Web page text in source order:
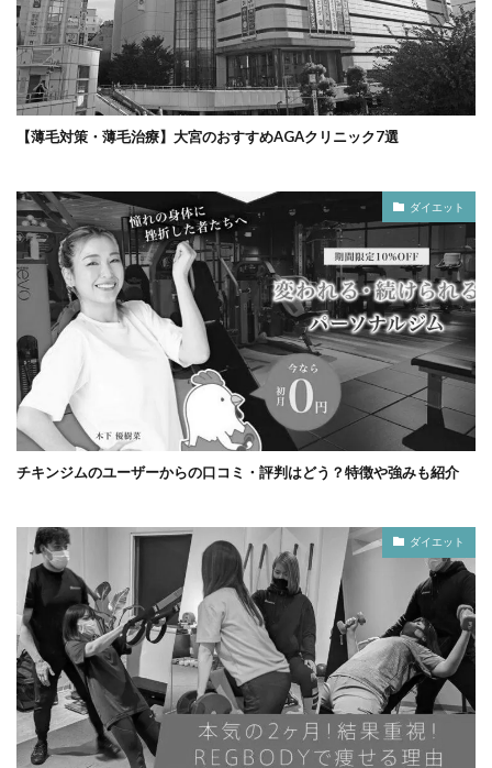
【薄毛対策・薄毛治療】大宮のおすすめAGAクリニック7選
ダイエット
チキンジムのユーザーからの口コミ・評判はどう？特徴や強みも紹介
ダイエット